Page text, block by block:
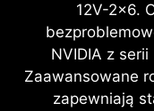
12V-2x6.
NVIDIA z
Zaawansowane
zapewniają